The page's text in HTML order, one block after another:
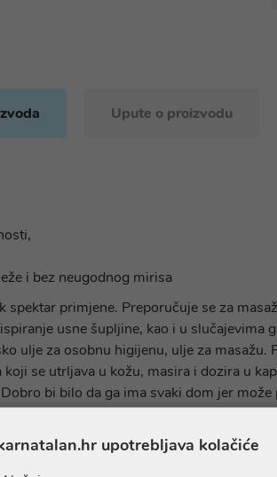
Upute o proizvodu
i bez neugodnog mirisa
primjene. Preporučuje se za
usne šupljine, kao i u slučajevima
ulje za osobnu higijenu, ulje za
se utrljava u kožu, masira i dozira u
bi bilo da ga ima svaki dom jer
plodova i drugih djelova biljaka
kože u ovom proizvodu izdvajamo:
djelovanjem povećava životnu snagu
upotrebljava kolačiće